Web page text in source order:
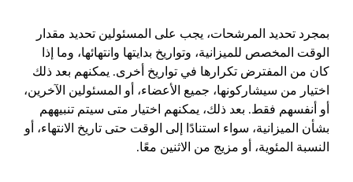
بمجرد تحديد المرشحات، يجب على المسئولين تحديد مقدار
الوقت المخصص للميزانية، وتواريخ بدايتها وانتهائها، وما إذا
كان من المفترض تكرارها في تواريخ أخرى. يمكنهم بعد ذلك
اختيار من سيشاركونها، جميع الأعضاء، أو المسئولين الآخرين،
أو أنفسهم فقط. بعد ذلك، يمكنهم اختيار متى سيتم تنبيههم
بشأن الميزانية، سواء استنادًا إلى الوقت حتى تاريخ الانتهاء، أو
النسبة المئوية، أو مزيج من الاثنين معًا.